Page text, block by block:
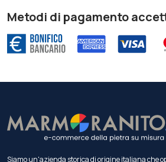
Metodi di pagamento
Siamo un'azienda storica di origine italiana che